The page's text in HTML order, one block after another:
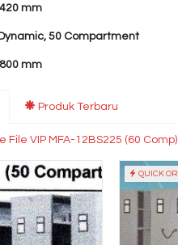
mm
50 Compartment
mm
Produk Terbaru
File VIP MFA-12BS225 (60 Comp)
QUICK